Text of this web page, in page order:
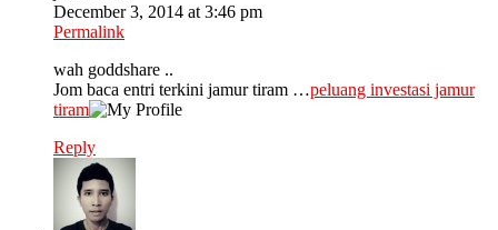
December 3, 2014 at 3:46 pm
Permalink
wah goddshare ..
Jom baca entri terkini jamur tiram …peluang investasi jamur
tiram
Reply